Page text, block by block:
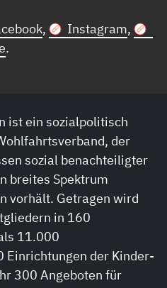
, Instagram,
.
ist ein sozialpolitisch
der
sozial benachteiligter
breites Spektrum
vorhält. Getragen wird
in 160
11.000
der Kinder-
300 Angeboten für